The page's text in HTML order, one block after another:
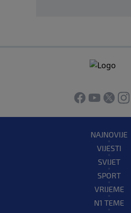
NAJNOVIJE
VIJESTI
SVIJET
SPORT
VRIJEME
N1 TEME